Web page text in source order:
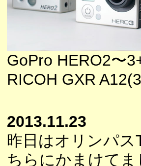
GoPro HERO2〜
RICOH GXR
2013.11.23
昨日はオリンパ
ちらにかまけてま